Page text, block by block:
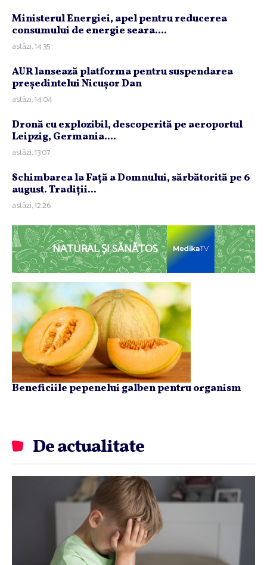
Ministerul Energiei, apel pentru reducerea
consumului de energie seara....
astăzi, 14:35
AUR lansează platforma pentru suspendarea
preşedintelui Nicuşor Dan
astăzi, 14:04
Dronă cu explozibil, descoperită pe aeroportul
Leipzig, Germania....
astăzi, 13:07
Schimbarea la Faţă a Domnului, sărbătorită pe 6
august. Tradiţii...
astăzi, 12:26
NATURAL ȘI SĂNĂTOS
Beneficiile pepenelui galben pentru organism
De actualitate